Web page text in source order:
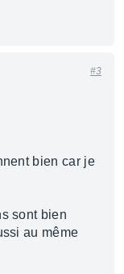
#3
bien car je
sont bien
au même